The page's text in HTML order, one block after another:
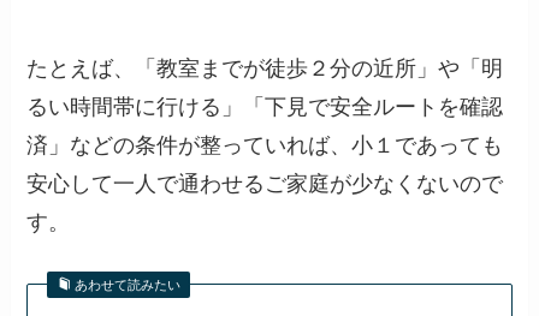
たとえば、「教室までが徒歩２分の近所」や「明
るい時間帯に行ける」「下見で安全ルートを確認
済」などの条件が整っていれば、小１であっても
安心して一人で通わせるご家庭が少なくないので
す。
あわせて読みたい